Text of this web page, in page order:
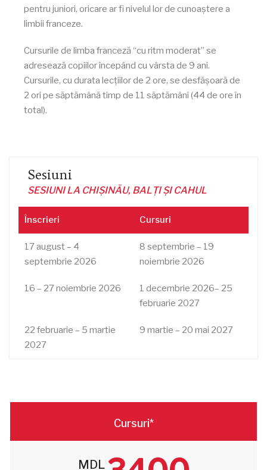
pentru juniori, oricare ar fi nivelul lor de cunoaștere a
limbii franceze.
Cursurile de limba franceză “cu ritm moderat” se
adresează copiilor începând cu vârsta de 9 ani.
Cursurile, cu durata lecțiilor de 2 ore, se desfășoară de
2 ori pe săptămână timp de 11 săptămâni (44 de ore în
total).
Sesiuni
SESIUNI LA CHIȘINĂU, BALȚI ȘI CAHUL
Înscrieri Cursuri
17 august – 4
septembrie 2026
8 septembrie – 19
noiembrie 2026
16 – 27 noiembrie 2026
1 decembrie 2026– 25
februarie 2027
22 februarie – 5 martie
2027
9 martie – 20 mai 2027
Cursuri*
MDL